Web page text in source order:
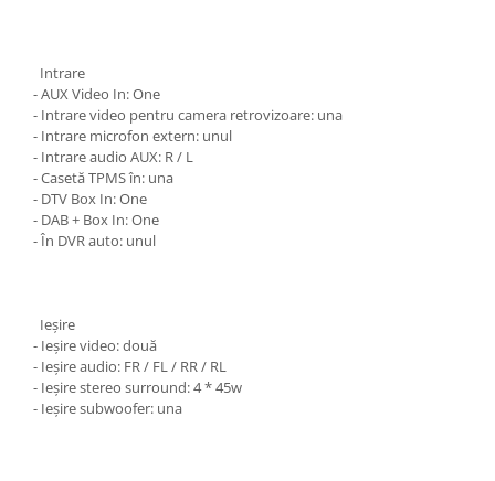
Intrare
- AUX Video In: One
- Intrare video pentru camera retrovizoare: una
- Intrare microfon extern: unul
- Intrare audio AUX: R / L
- Casetă TPMS în: una
- DTV Box In: One
- DAB + Box In: One
- În DVR auto: unul
Ieșire
- Ieșire video: două
- Ieșire audio: FR / FL / RR / RL
- Ieșire stereo surround: 4 * 45w
- Ieșire subwoofer: una